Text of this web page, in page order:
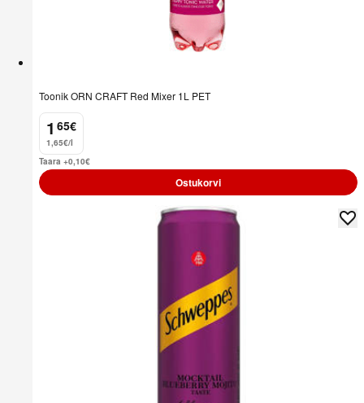
Toonik ORN CRAFT Red Mixer 1L PET
1
. 65€
1,65€/l
Taara +0,10€
Ostukorvi